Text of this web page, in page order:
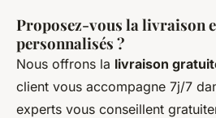
Proposez-vous la livraison
personnalisés ?
Nous offrons la livraison
client vous accompagne 7j/7
experts vous conseillent